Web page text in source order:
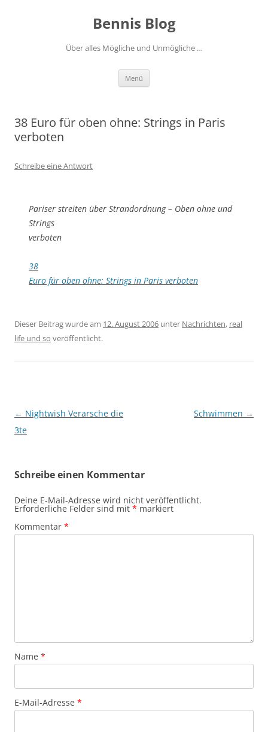
Bennis Blog
Über alles Mögliche und Unmögliche …
Menü
38 Euro für oben ohne: Strings in Paris
verboten
Schreibe eine Antwort
Pariser streiten über Strandordnung – Oben ohne und
Strings
verboten
38
Euro für oben ohne: Strings in Paris verboten
Dieser Beitrag wurde am 12. August 2006 unter Nachrichten, real
life und so veröffentlicht.
Beitragsnavigation
← Nightwish Verarsche die
3te
Schwimmen →
Schreibe einen Kommentar
Deine E-Mail-Adresse wird nicht veröffentlicht.
Erforderliche Felder sind mit * markiert
Kommentar *
Name *
E-Mail-Adresse *